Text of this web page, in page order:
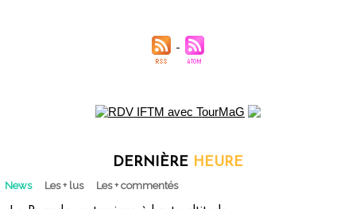
DERNIÈRE HEURE
News Les + lus Les + commentés